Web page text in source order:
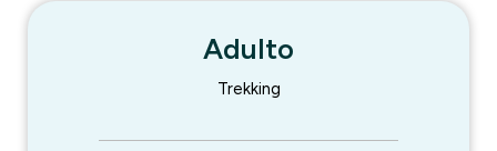
Adulto
Trekking